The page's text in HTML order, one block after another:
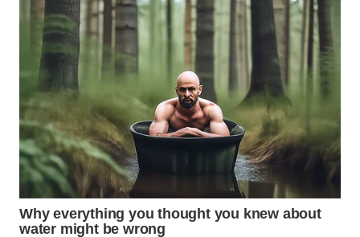
WN
KALTARA
KALSEL
WN
KALTIM
WN
SULSEL